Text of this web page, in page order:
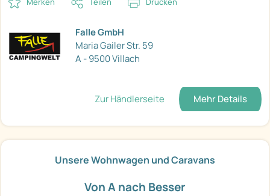
Falle GmbH
Maria Gailer Str. 59
A - 9500 Villach
Zur Händlerseite Mehr Details
Unsere Wohnwagen und Caravans
Von A nach Besser